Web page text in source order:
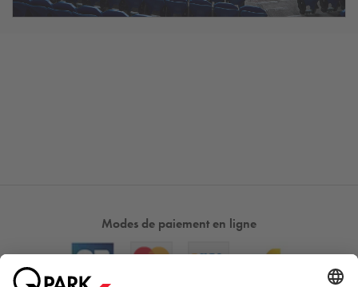
Modes de paiement en ligne